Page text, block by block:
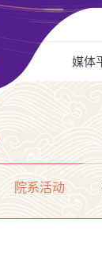
媒体
院系活动